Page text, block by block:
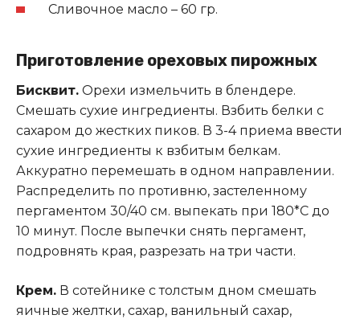
Сливочное масло – 60 гр.
Приготовление ореховых пирожных
Бисквит. Орехи измельчить в блендере.
Смешать сухие ингредиенты. Взбить белки с
сахаром до жестких пиков. В 3-4 приема ввести
сухие ингредиенты к взбитым белкам.
Аккуратно перемешать в одном направлении.
Распределить по противню, застеленному
пергаментом 30/40 см. выпекать при 180*С до
10 минут. После выпечки снять пергамент,
подровнять края, разрезать на три части.
Крем. В сотейнике с толстым дном смешать
яичные желтки, сахар, ванильный сахар,